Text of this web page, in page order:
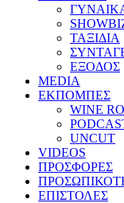
ΤΑΞΙΔΙΑ
ΕΞΟΔΟΣ
MEDIA
ΕΚΠΟΜΠΕΣ
WINE
UNCUT
VIDEOS
ΠΡΟΣΦΟΡΕΣ
ΕΠΙΣΤΟΛΕΣ